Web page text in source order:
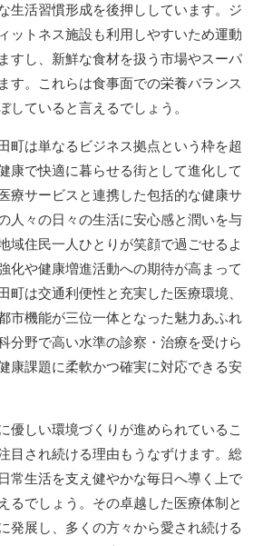
生活習慣形成を後押ししています。ジ
ットネス施設も利用しやすいため運動
すし、新鮮な食材を扱う市場やスーパ
す。これらは食事面での栄養バランス
していると言えるでしょう。
町は単なるビジネス拠点という枠を超
康で快適に暮らせる街として進化して
療サービスと連携した包括的な健康サ
人々の日々の生活に安心感と潤いを与
域住民一人ひとりが笑顔で過ごせるよ
化や健康増進活動への期待が高まって
町は交通利便性と充実した医療環境、
市機能が三位一体となった魅力あふれ
分野で高い水準の診察・治療を受けら
康課題に柔軟かつ確実に対応できる安
優しい環境づくりが進められているこ
目され続ける理由もうなずけます。総
常生活を支え健やかな毎日へ導く上で
るでしょう。その卓越した医療体制と
発展し、多くの方々から愛され続ける